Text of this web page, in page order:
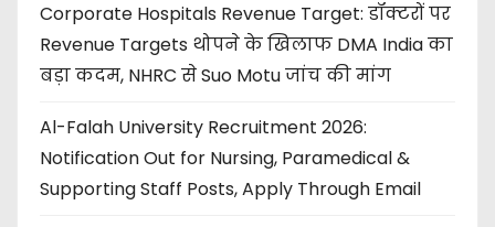
Corporate Hospitals Revenue Target: डॉक्टरों पर
Revenue Targets थोपने के खिलाफ DMA India का
बड़ा कदम, NHRC से Suo Motu जांच की मांग
Al-Falah University Recruitment 2026:
Notification Out for Nursing, Paramedical &
Supporting Staff Posts, Apply Through Email